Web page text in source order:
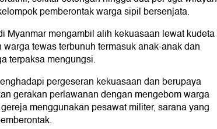
pemberontak warga sipil bersenjata.
Myanmar mengambil alih kekuasaan lewat kudeta
tewas terbunuh termasuk anak-anak dan
terpaksa mengungsi.
pergeseran kekuasaan dan berupaya
gerakan perlawanan dengan mengebom warga
menggunakan pesawat militer, sarana yang